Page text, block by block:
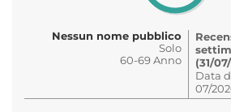
Nessun nome pubblico
Solo
60-69 Anno
(31/
Data
07/